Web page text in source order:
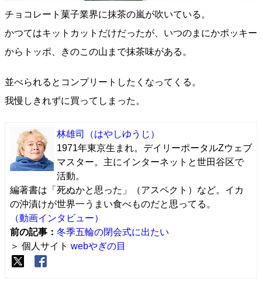
チョコレート菓子業界に抹茶の嵐が吹いている。
かつてはキットカットだけだったが、いつのまにかポッキー
からトッポ、きのこの山まで抹茶味がある。
並べられるとコンプリートしたくなってくる。
我慢しきれずに買ってしまった。
林雄司
（はやしゆうじ）
1971年東京生まれ。デイリーポータルZウェブ
マスター。主にインターネットと世田谷区で
活動。
編著書は「死ぬかと思った」（アスペクト）など。イカ
の沖漬けが世界一うまい食べものだと思ってる。
（動画インタビュー）
前の記事： 冬季五輪の閉会式に出たい
＞ 個人サイト webやぎの目